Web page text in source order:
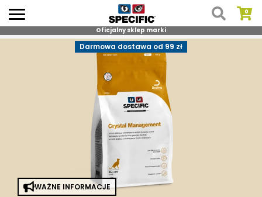
Skip
Oficjalny sklep marki
Darmowa dostawa od 99 zł
WAŻNE INFORMACJE